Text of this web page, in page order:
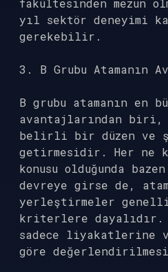
fakültesinden mezun
yıl sektör deneyimi
gerekebilir.
3. B Grubu Atamanın
B grubu atamanın en
avantajlarından biri,
belirli bir düzen ve
getirmesidir. Her ne
konusu olduğunda
devreye girse de,
yerleştirmeler
kriterlere
sadece liyakatlerine
göre